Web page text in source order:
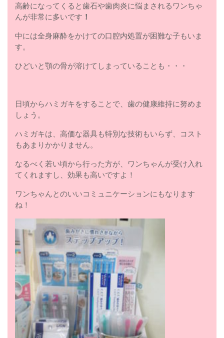
高齢になってくると歯石や歯肉炎に悩まされるワンちゃ
んが非常に多いです ！
中には全身麻酔をかけての口腔内処置が困難な子もいま
す。
ひどいと顎の骨が溶けてしまっていることも・・・
日頃からハミガキをすることで、歯の健康維持に努めま
しょう。
ハミガキは、高価な器具も特別な技術もいらず、コスト
もあまりかかりません。
なるべく若い頃から行った方が、ワンちゃんが受け入れ
てくれますし、効果も高いですよ！
ワンちゃんとのいいコミュニケーションにもなります
ね！